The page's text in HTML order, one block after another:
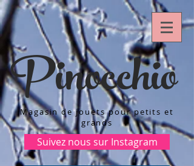
Pinocchio
Magasin de jouets pour petits et
grands
Suivez nous sur Instagram